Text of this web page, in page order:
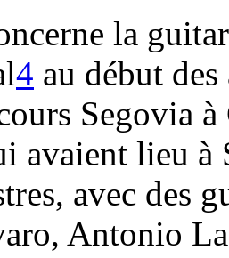
la
4 au début des
Segovia
avaient lieu
avec des
Antonio